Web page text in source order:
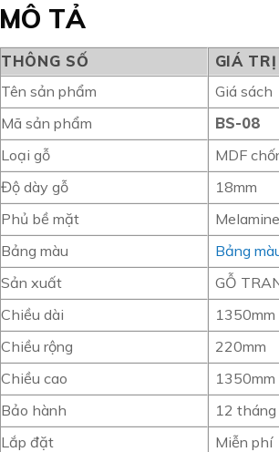
MÔ TẢ
THÔNG SỐ
GIÁ TRỊ
Tên sản phẩm
Giá sách
Mã sản phẩm
BS-08
Loại gỗ
MDF
Độ dày gỗ
18mm
Phủ bề mặt
Melamine
Bảng màu
Bảng
Sản xuất
GỖ
Chiều dài
1350mm
Chiều rộng
220mm
Chiều cao
1350mm
Bảo hành
12 tháng
Lắp đặt
Miễn phí